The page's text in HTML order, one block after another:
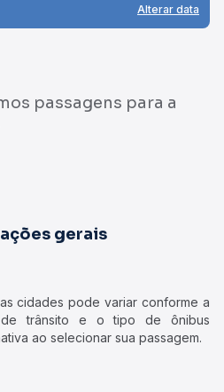
Alterar data
passagens para a
gerais
cidades pode variar conforme a
de trânsito e o tipo de ônibus
ao selecionar sua passagem.